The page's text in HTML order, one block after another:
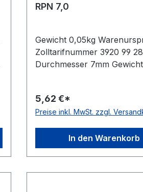
RPN 7,0
Gewicht 0,05kg
Zolltarifnummer 3920 99 28
Durchmesser 7mm
Material Polyurethan Farbe
Rollenlänge 30,5 (außer Ø
Zugstrang nein Shorehärte
Shore A
5,62 €*
Preise inkl. MwSt. zzgl.
In den Warenkorb